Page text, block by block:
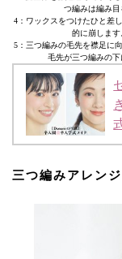
つ編みは編み目
4：ワックスをつけたひと差
的に崩します
5：三つ編みの毛先を襟足に
毛先が三つ編みの下
三つ編みアレン